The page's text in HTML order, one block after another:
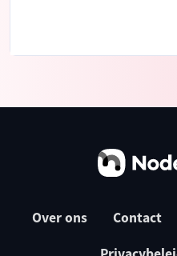
Over ons Contact